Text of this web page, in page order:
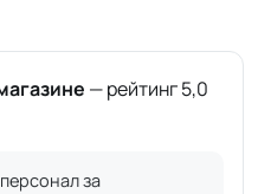
— рейтинг 5,0
за